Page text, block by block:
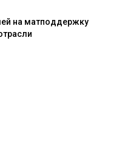
на матподдержку